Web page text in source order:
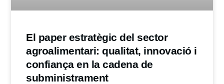
El paper estratègic del sector
agroalimentari: qualitat, innovació i
confiança en la cadena de
subministrament